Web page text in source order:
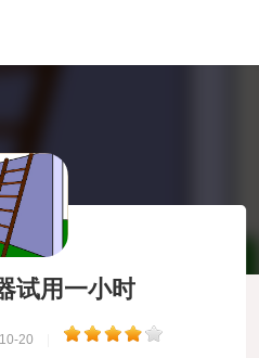
试用一小时
20